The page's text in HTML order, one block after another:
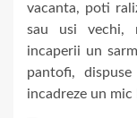
vacanta, poti
sau usi vechi,
incaperii un
pantofi,
incadreze un